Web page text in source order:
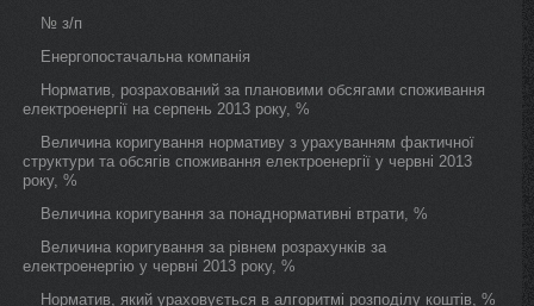
№ з/п
Енергопостачальна компанія
Норматив, розрахований за плановими обсягами споживання
електроенергії на серпень 2013 року, %
Величина коригування нормативу з урахуванням фактичної
структури та обсягів споживання електроенергії у червні 2013
року, %
Величина коригування за понаднормативні втрати, %
Величина коригування за рівнем розрахунків за
електроенергію у червні 2013 року, %
Норматив, який ураховується в алгоритмі розподілу коштів, %